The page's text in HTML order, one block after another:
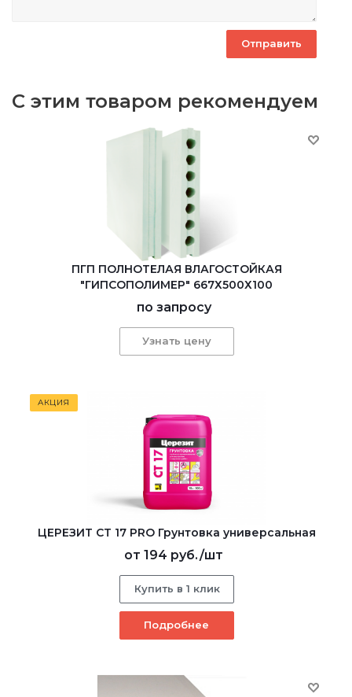
С этим товаром рекомендуем
ПГП ПОЛНОТЕЛАЯ ВЛАГОСТОЙКАЯ
"ГИПСОПОЛИМЕР" 667Х500Х100
по запросу
Узнать цену
АКЦИЯ
ЦЕРЕЗИТ CT 17 PRO Грунтовка универсальная
от 194 руб./шт
Купить в 1 клик
Подробнее